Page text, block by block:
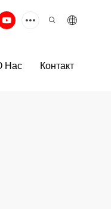
Нас Контакт